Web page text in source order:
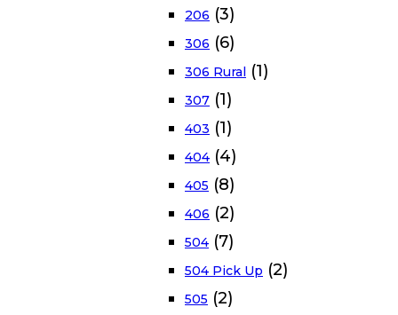
206 (3)
306 (6)
306 Rural (1)
307 (1)
403 (1)
404 (4)
405 (8)
406 (2)
504 (7)
504 Pick Up (2)
505 (2)